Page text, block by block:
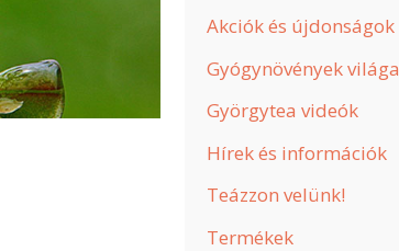
Akciók és újdonságok
Gyógynövények világa
Györgytea videók
Hírek és információk
Teázzon velünk!
Termékek